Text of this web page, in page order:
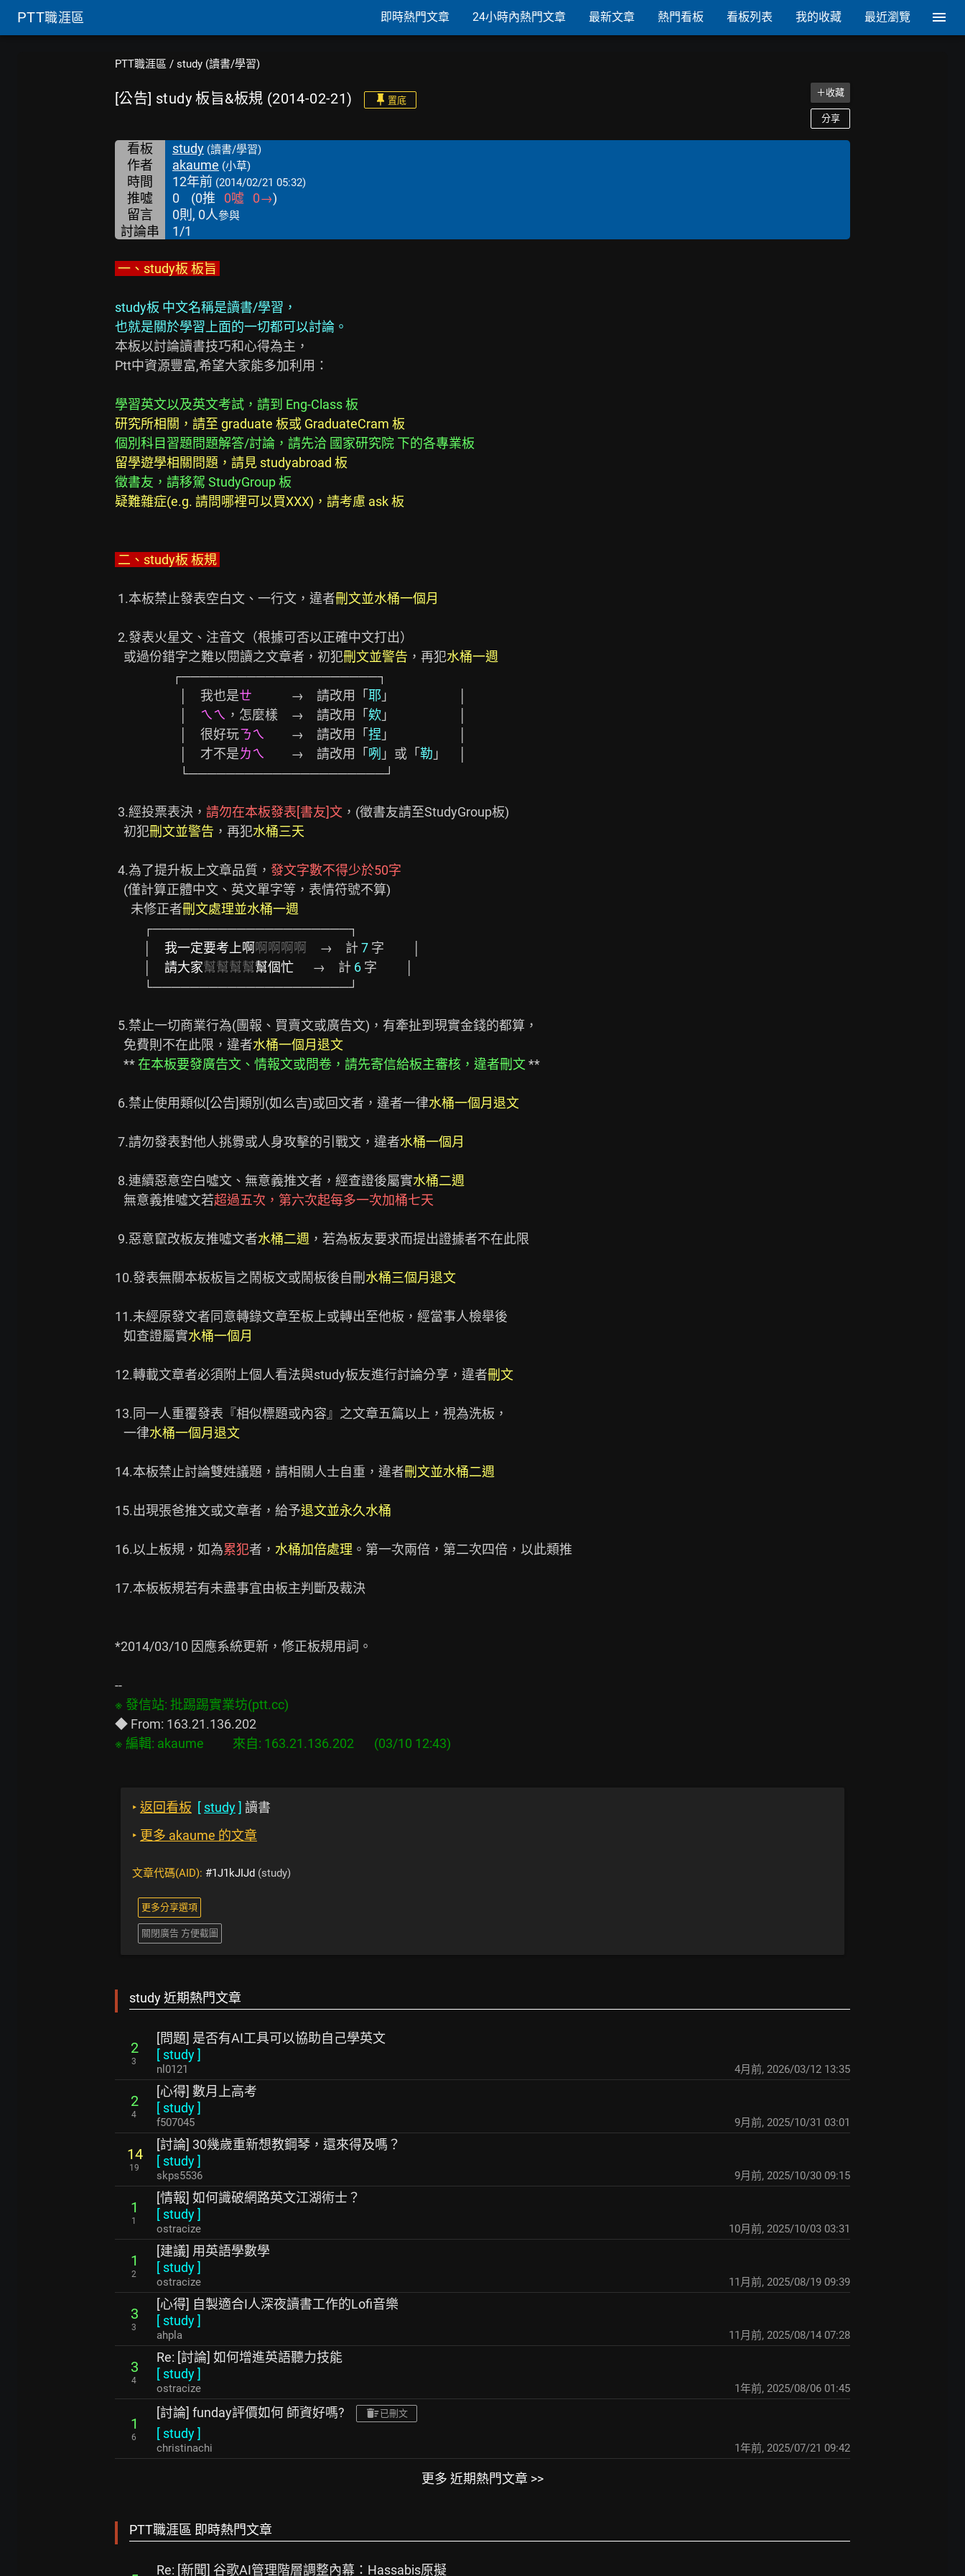
PTT職涯區 即時熱門文章 24小時內熱門文章 最新文章 熱門看板 看板列表 我的收藏 最近瀏覽
PTT職涯區 / study (讀書/學習)
[公告] study 板旨&板規 (2014-02-21) 置底
＋收藏
分享
看板 study (讀書/學習)
作者 akaume (小草)
時間 12年前 (2014/02/21 05:32)
推噓 0 (0推 0噓 0→)
留言
0則, 0人參與
討論串 1/1
一、study板 板旨
study板 中文名稱是讀書/學習，
也就是關於學習上面的一切都可以討論。
本板以討論讀書技巧和心得為主，
Ptt中資源豐富,希望大家能多加利用：
學習英文以及英文考試，請到 Eng-Class 板
研究所相關，請至 graduate 板或 GraduateCram 板
個別科目習題問題解答/討論，請先洽 國家研究院 下的各專業板
留學遊學相關問題，請見 studyabroad 板
徵書友，請移駕 StudyGroup 板
疑難雜症(e.g. 請問哪裡可以買XXX)，請考慮 ask 板
二、study板 板規
1.本板禁止發表空白文、一行文，違者刪文並水桶一個月
   或過份錯字之難以閱讀之文章者，初犯
刪文並警告 ，再犯水桶一週
┌─────────────────────┐
│　我也是ㄝ →　請改用「 耶 」　　　　　│
ㄟㄟ ，怎麼樣　→　請改用「 欸 」　　　　　│
│　很好玩ㄋㄟ →　請改用「 捏 」　　　　　│
│　才不是ㄌㄟ →　請改用「 咧 」或「 勒 」　│
└─────────────────────┘
3.經投票表決， 請勿在本板發表[書友]文 ，(徵書友請至StudyGroup板)
   初犯
刪文並警告 ，再犯水桶三天
4.為了提升板上文章品質， 發文字數不得少於50字
未修正者刪文處理並水桶一週
我一定要考上啊啊啊啊啊 →　計 7 字　　 │
請大家幫幫幫幫幫個忙
  　→　計
6 字　 　│
   免費則不在此限，違者
水桶一個月退文
   **
在本板要發廣告文、情報文或問卷，請先寄信給板主審核，違者刪文 **
6.禁止使用類似[公告]類別(如么吉)或回文者，違者一律水桶一個月退文
7.請勿發表對他人挑釁或人身攻擊的引戰文，違者水桶一個月
8.連續惡意空白噓文、無意義推文者，經查證後屬實水桶二週
   無意義推噓文若
超過五次，第六次起每多一次加桶七天
9.惡意竄改板友推噓文者水桶二週 ，若為板友要求而提出證據者不在此限
10.發表無關本板板旨之鬧板文或鬧板後自刪 水桶三個月退文
11.未經原發文者同意轉錄文章至板上或轉出至他板，經當事人檢舉後
   如查證屬實
水桶一個月
12.轉載文章者必須附上個人看法與study板友進行討論分享，違者刪文
13.同一人重覆發表『相似標題或內容』之文章五篇以上，視為洗板，
   一律
水桶一個月退文
14.本板禁止討論雙姓議題，請相關人士自重，違者刪文並水桶二週
15.出現張爸推文或文章者，給予退文並永久水桶
16.以上板規，如為累犯者， 水桶加倍處理 。第一次兩倍，第二次四倍，以此類推
17.本板板規若有未盡事宜由板主判斷及裁決
*2014/03/10 因應系統更新，修正板規用詞。
‣ 返回看板 [ study] 讀書
‣ 更多 akaume 的文章
文章代碼(AID): #1J1kJIJd (study)
更多分享選項
關閉廣告 方便截圖
study 近期熱門文章
2
3
[問題] 是否有AI工具可以協助自己學英文
[ study]
nl0121 4月前, 2026/03/12 13:35
2
4
[心得] 數月上高考
[ study]
f507045 9月前, 2025/10/31 03:01
14
19
[討論] 30幾歲重新想教鋼琴，還來得及嗎？
[ study]
skps5536 9月前, 2025/10/30 09:15
1
1
[情報] 如何識破網路英文江湖術士？
[ study]
ostracize 10月前, 2025/10/03 03:31
1
2
[建議] 用英語學數學
[ study]
ostracize 11月前, 2025/08/19 09:39
3
3
[心得] 自製適合I人深夜讀書工作的Lofi音樂
[ study]
ahpla 11月前, 2025/08/14 07:28
3
4
Re: [討論] 如何增進英語聽力技能
[ study]
ostracize 1年前, 2025/08/06 01:45
1
6
[討論] funday評價如何 師資好嗎? 已刪文
[ study]
christinachi 1年前, 2025/07/21 09:42
更多 近期熱門文章 >>
PTT職涯區 即時熱門文章
Re: [新聞] 谷歌AI管理階層調整內幕：Hassabis原擬